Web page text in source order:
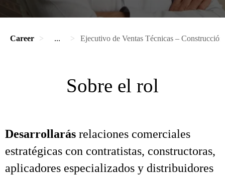
Career ... Ejecutivo de Ventas Técnicas – Construcción
Sobre el rol
Desarrollarás relaciones comerciales
estratégicas con contratistas, constructoras,
aplicadores especializados y distribuidores